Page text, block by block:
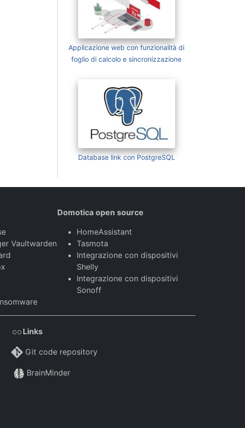
Applicazione web con funzionalità di
foglio di calcolo e sincronizzazione
Database link con PostgreSQL
Vaultwarden
Domotica open source
HomeAssistant
Tasmota
Integrazione con dispositivi
Shelly
Integrazione con dispositivi
Sonoff
Links
Git code repository
BrainMinder